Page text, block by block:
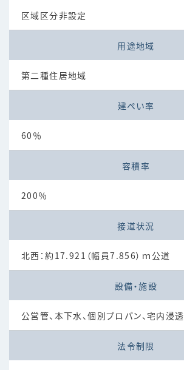
区域区分非設定
用途地域
第二種住居地域
建ぺい率
60％
容積率
200％
接道状況
北西：約17.921（幅員7.856）ｍ公道
設備・施設
公営管、本下水、個別プロパン、宅内浸透
法令制限